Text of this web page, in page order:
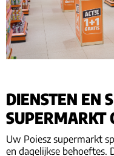
DIENSTEN EN
SUPERMARKT
Uw Poiesz supermarkt
en dagelijkse behoeftes.